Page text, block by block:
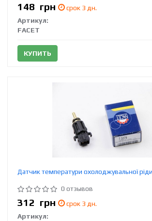
148 грн
срок 3 дн.
Артикул:
FACET
КУПИТЬ
Датчик температури охолоджувальної
0 отзывов
312 грн
срок 3 дн.
Артикул: